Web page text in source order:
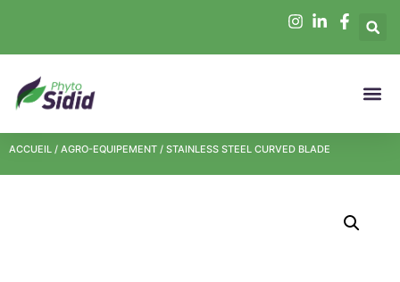
ACCUEIL / AGRO-EQUIPEMENT / STAINLESS STEEL CURVED BLADE